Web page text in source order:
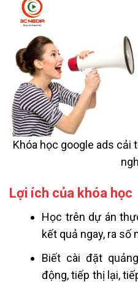
Khóa học google ads cải
Lợi ích của khóa học
Học trên dự án
kết quả ngay, ra số
Biết cài đặt
động, tiếp thị lại,